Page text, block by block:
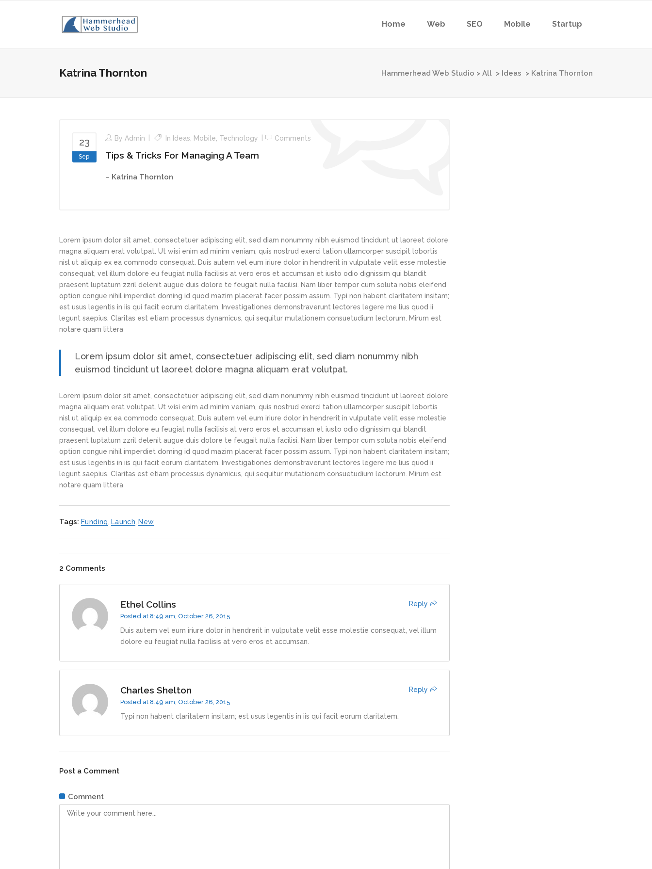
Home Web SEO Mobile Startup
Katrina Thornton Hammerhead Web Studio > All > Ideas > Katrina Thornton
23
Sep
By Admin In Ideas Mobile Technology Comments
Tips & Tricks For Managing A Team
– Katrina Thornton
Lorem ipsum dolor sit amet, consectetuer adipiscing elit, sed diam nonummy nibh euismod tincidunt ut laoreet dolore
magna aliquam erat volutpat. Ut wisi enim ad minim veniam, quis nostrud exerci tation ullamcorper suscipit lobortis
nisl ut aliquip ex ea commodo consequat. Duis autem vel eum iriure dolor in hendrerit in vulputate velit esse molestie
consequat, vel illum dolore eu feugiat nulla facilisis at vero eros et accumsan et iusto odio dignissim qui blandit
praesent luptatum zzril delenit augue duis dolore te feugait nulla facilisi. Nam liber tempor cum soluta nobis eleifend
option congue nihil imperdiet doming id quod mazim placerat facer possim assum. Typi non habent claritatem insitam;
est usus legentis in iis qui facit eorum claritatem. Investigationes demonstraverunt lectores legere me lius quod ii
legunt saepius. Claritas est etiam processus dynamicus, qui sequitur mutationem consuetudium lectorum. Mirum est
notare quam littera
Lorem ipsum dolor sit amet, consectetuer adipiscing elit, sed diam nonummy nibh
euismod tincidunt ut laoreet dolore magna aliquam erat volutpat.
Lorem ipsum dolor sit amet, consectetuer adipiscing elit, sed diam nonummy nibh euismod tincidunt ut laoreet dolore
magna aliquam erat volutpat. Ut wisi enim ad minim veniam, quis nostrud exerci tation ullamcorper suscipit lobortis
nisl ut aliquip ex ea commodo consequat. Duis autem vel eum iriure dolor in hendrerit in vulputate velit esse molestie
consequat, vel illum dolore eu feugiat nulla facilisis at vero eros et accumsan et iusto odio dignissim qui blandit
praesent luptatum zzril delenit augue duis dolore te feugait nulla facilisi. Nam liber tempor cum soluta nobis eleifend
option congue nihil imperdiet doming id quod mazim placerat facer possim assum. Typi non habent claritatem insitam;
est usus legentis in iis qui facit eorum claritatem. Investigationes demonstraverunt lectores legere me lius quod ii
legunt saepius. Claritas est etiam processus dynamicus, qui sequitur mutationem consuetudium lectorum. Mirum est
notare quam littera
Tags: Funding Launch New
2 Comments
Ethel Collins Reply
Posted at 8:49 am, October 26, 2015
Duis autem vel eum iriure dolor in hendrerit in vulputate velit esse molestie consequat, vel illum
dolore eu feugiat nulla facilisis at vero eros et accumsan.
Charles Shelton Reply
Posted at 8:49 am, October 26, 2015
Typi non habent claritatem insitam; est usus legentis in iis qui facit eorum claritatem.
Post a Comment
Comment